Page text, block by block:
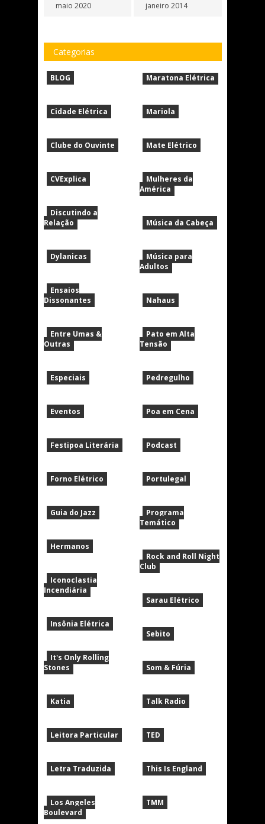
maio 2020 janeiro 2014
Categorias
BLOG
Cidade Elétrica
Clube do Ouvinte
CVExplica
Discutindo a
Relação
Dylanicas
Ensaios
Dissonantes
Entre Umas &
Outras
Especiais
Eventos
Festipoa Literária
Forno Elétrico
Guia do Jazz
Hermanos
Iconoclastia
Incendiária
Insônia Elétrica
It's Only Rolling
Stones
Katia
Leitora Particular
Letra Traduzida
Los Angeles
Boulevard
Maratona Elétrica
Mariola
Mate Elétrico
Mulheres da
América
Música da Cabeça
Música para
Adultos
Nahaus
Pato em Alta
Tensão
Pedregulho
Poa em Cena
Podcast
Portulegal
Programa
Temático
Rock and Roll Night
Club
Sarau Elétrico
Sebito
Som & Fúria
Talk Radio
TED
This Is England
TMM